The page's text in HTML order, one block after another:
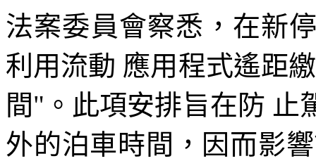
法案委員會察悉，在新
利用流動 應用程式遙距
間"。此項安排旨在防 止
外的泊車時間，因而影